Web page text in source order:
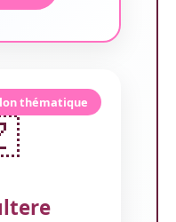
thématique